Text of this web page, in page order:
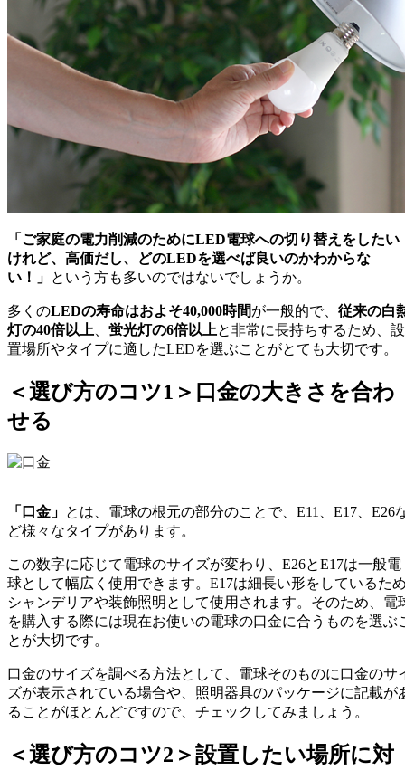
「ご家庭の電力削減のためにLED電球への切り替えをしたい
けれど、高価だし、どのLEDを選べば良いのかわからな
い！」 という方も多いのではないでしょうか。
多くのLEDの寿命はおよそ40,000時間が一般的で、 従来の白
灯の40倍以上
蛍光灯の6倍以上と非常に長持ちするため、設
置場所やタイプに適したLEDを選ぶことがとても大切です。
＜選び方のコツ1＞口金の大きさを合わ
せる
「口金」 とは、電球の根元の部分のことで、E11、E17、E26
ど様々なタイプがあります。
この数字に応じて電球のサイズが変わり、E26とE17は一般電
球として幅広く使用できます。E17は細長い形をしているた
シャンデリアや装飾照明として使用されます。そのため、電
を購入する際には現在お使いの電球の口金に合うものを選ぶ
とが大切です。
口金のサイズを調べる方法として、電球そのものに口金のサ
ズが表示されている場合や、照明器具のパッケージに記載が
ることがほとんどですので、チェックしてみましょう。
＜選び方のコツ2＞設置したい場所に対